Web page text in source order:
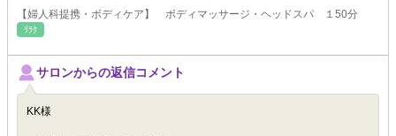
【婦人科提携・ボディケア】 ボディマッサージ・ヘッドスパ １50分
ﾘﾗｸ
サロンからの返信コメント
KK様